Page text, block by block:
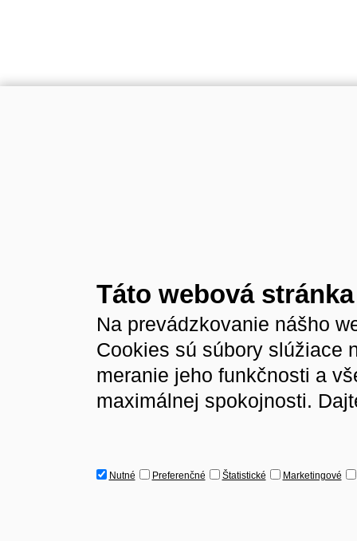
Táto webová
Na prevádzkovanie nášho
Cookies sú súbory slúžiace
meranie jeho funkčnosti a
maximálnej spokojnosti.
Nutné Preferenčné Štatistické Marketingové